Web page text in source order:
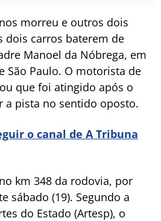
morreu e outros dois
dois carros baterem de
Manoel da Nóbrega, em
São Paulo. O motorista de
que foi atingido após o
a pista no sentido oposto.
o canal de A Tribuna
km 348 da rodovia, por
sábado (19). Segundo a
do Estado (Artesp), o